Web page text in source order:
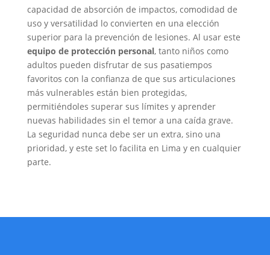
capacidad de absorción de impactos, comodidad de
uso y versatilidad lo convierten en una elección
superior para la prevención de lesiones. Al usar este
equipo de protección personal, tanto niños como
adultos pueden disfrutar de sus pasatiempos
favoritos con la confianza de que sus articulaciones
más vulnerables están bien protegidas,
permitiéndoles superar sus límites y aprender
nuevas habilidades sin el temor a una caída grave.
La seguridad nunca debe ser un extra, sino una
prioridad, y este set lo facilita en Lima y en cualquier
parte.